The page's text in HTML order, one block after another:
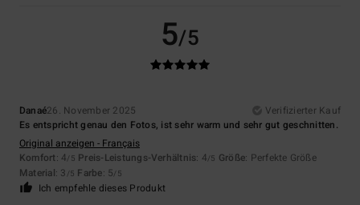
5/5
Danaé26. November 2025
Verifizierter Kauf
Es entspricht genau den Fotos, ist sehr warm und sehr gut geschnitten.
Original anzeigen - Français
Komfort: 4/5 Preis-Leistungs-Verhältnis: 4/5 Größe: Perfekte Größe
Material: 3 /5 Farbe: 5/5
Ich empfehle dieses Produkt